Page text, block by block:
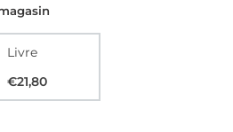
Livre
€21,80